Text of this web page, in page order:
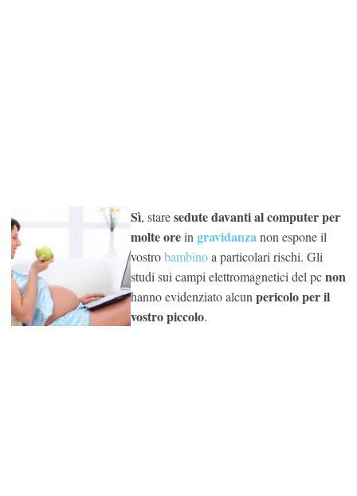
Sì, staresedute davanti al computer per
molte orein gravidanzanon espone il
vostrobambinoa particolari rischi. Gli
studi sui campi elettromagnetici del pcnon
hanno evidenziato alcun pericolo per il
vostro piccolo.